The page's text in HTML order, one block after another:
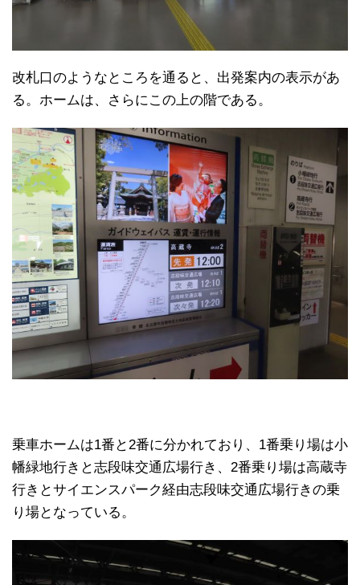
改札口のようなところを通ると、出発案内の表示があ
る。ホームは、さらにこの上の階である。
乗車ホームは1番と2番に分かれており、1番乗り場は小
幡緑地行きと志段味交通広場行き、2番乗り場は高蔵寺
行きとサイエンスパーク経由志段味交通広場行きの乗
り場となっている。